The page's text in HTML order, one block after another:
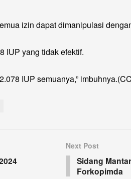
izin dapat dimanipulasi
IUP yang tidak efektif.
IUP semuanya,”
Next Post
Sidang
Forkopimda